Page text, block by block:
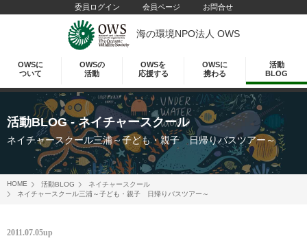
委員ログイン 会員ページ お問合せ
海の環境NPO法人 OWS
OWSに
ついて
OWSの
活動
OWSを
応援する
OWSに
携わる
活動
BLOG
活動BLOG- ネイチャースクール
ネイチャースクール三浦～子ども・親子 日帰りバスツアー～
HOME 活動BLOG
ネイチャースクール
ネイチャースクール三浦～子ども・親子 日帰りバスツアー～
2011.07.05up